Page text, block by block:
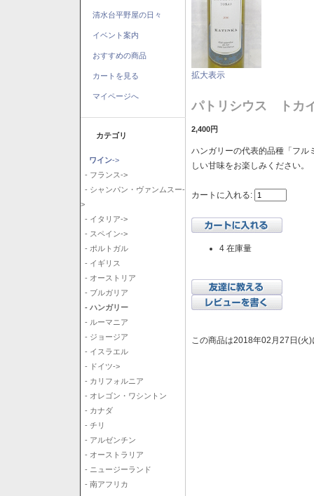
清水台平野屋の日々
イベント案内
おすすめの商品
カートを見る
マイページへ
カテゴリ
ワイン->
- フランス->
- シャンパン・ヴァンムスー-
>
- イタリア->
- スペイン->
- ポルトガル
- イギリス
- オーストリア
- ブルガリア
- ハンガリー
- ルーマニア
- ジョージア
- イスラエル
- ドイツ->
- カリフォルニア
- オレゴン・ワシントン
- カナダ
- チリ
- アルゼンチン
- オーストラリア
- ニュージーランド
- 南アフリカ
拡大表示
パトリシウス トカ
2,400円
ハンガリーの代表的品種「フル
しい甘味をお楽しみください。
カートに入れる:
4 在庫量
この商品は2018年02月27日(火